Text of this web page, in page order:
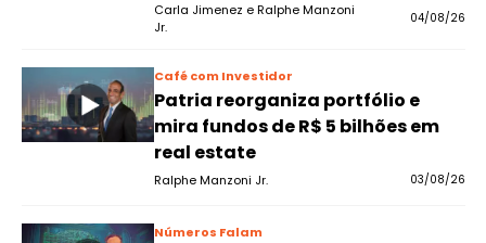
Carla Jimenez e Ralphe Manzoni
Jr.
04/08/26
Café com Investidor
Patria reorganiza portfólio e
mira fundos de R$ 5 bilhões em
real estate
Ralphe Manzoni Jr. 03/08/26
Números Falam